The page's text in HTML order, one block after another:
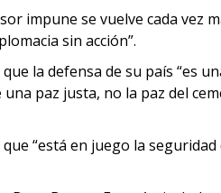
impune se vuelve cada vez
sin acción”.
la defensa de su país “es
paz justa, no la paz del
“está en juego la